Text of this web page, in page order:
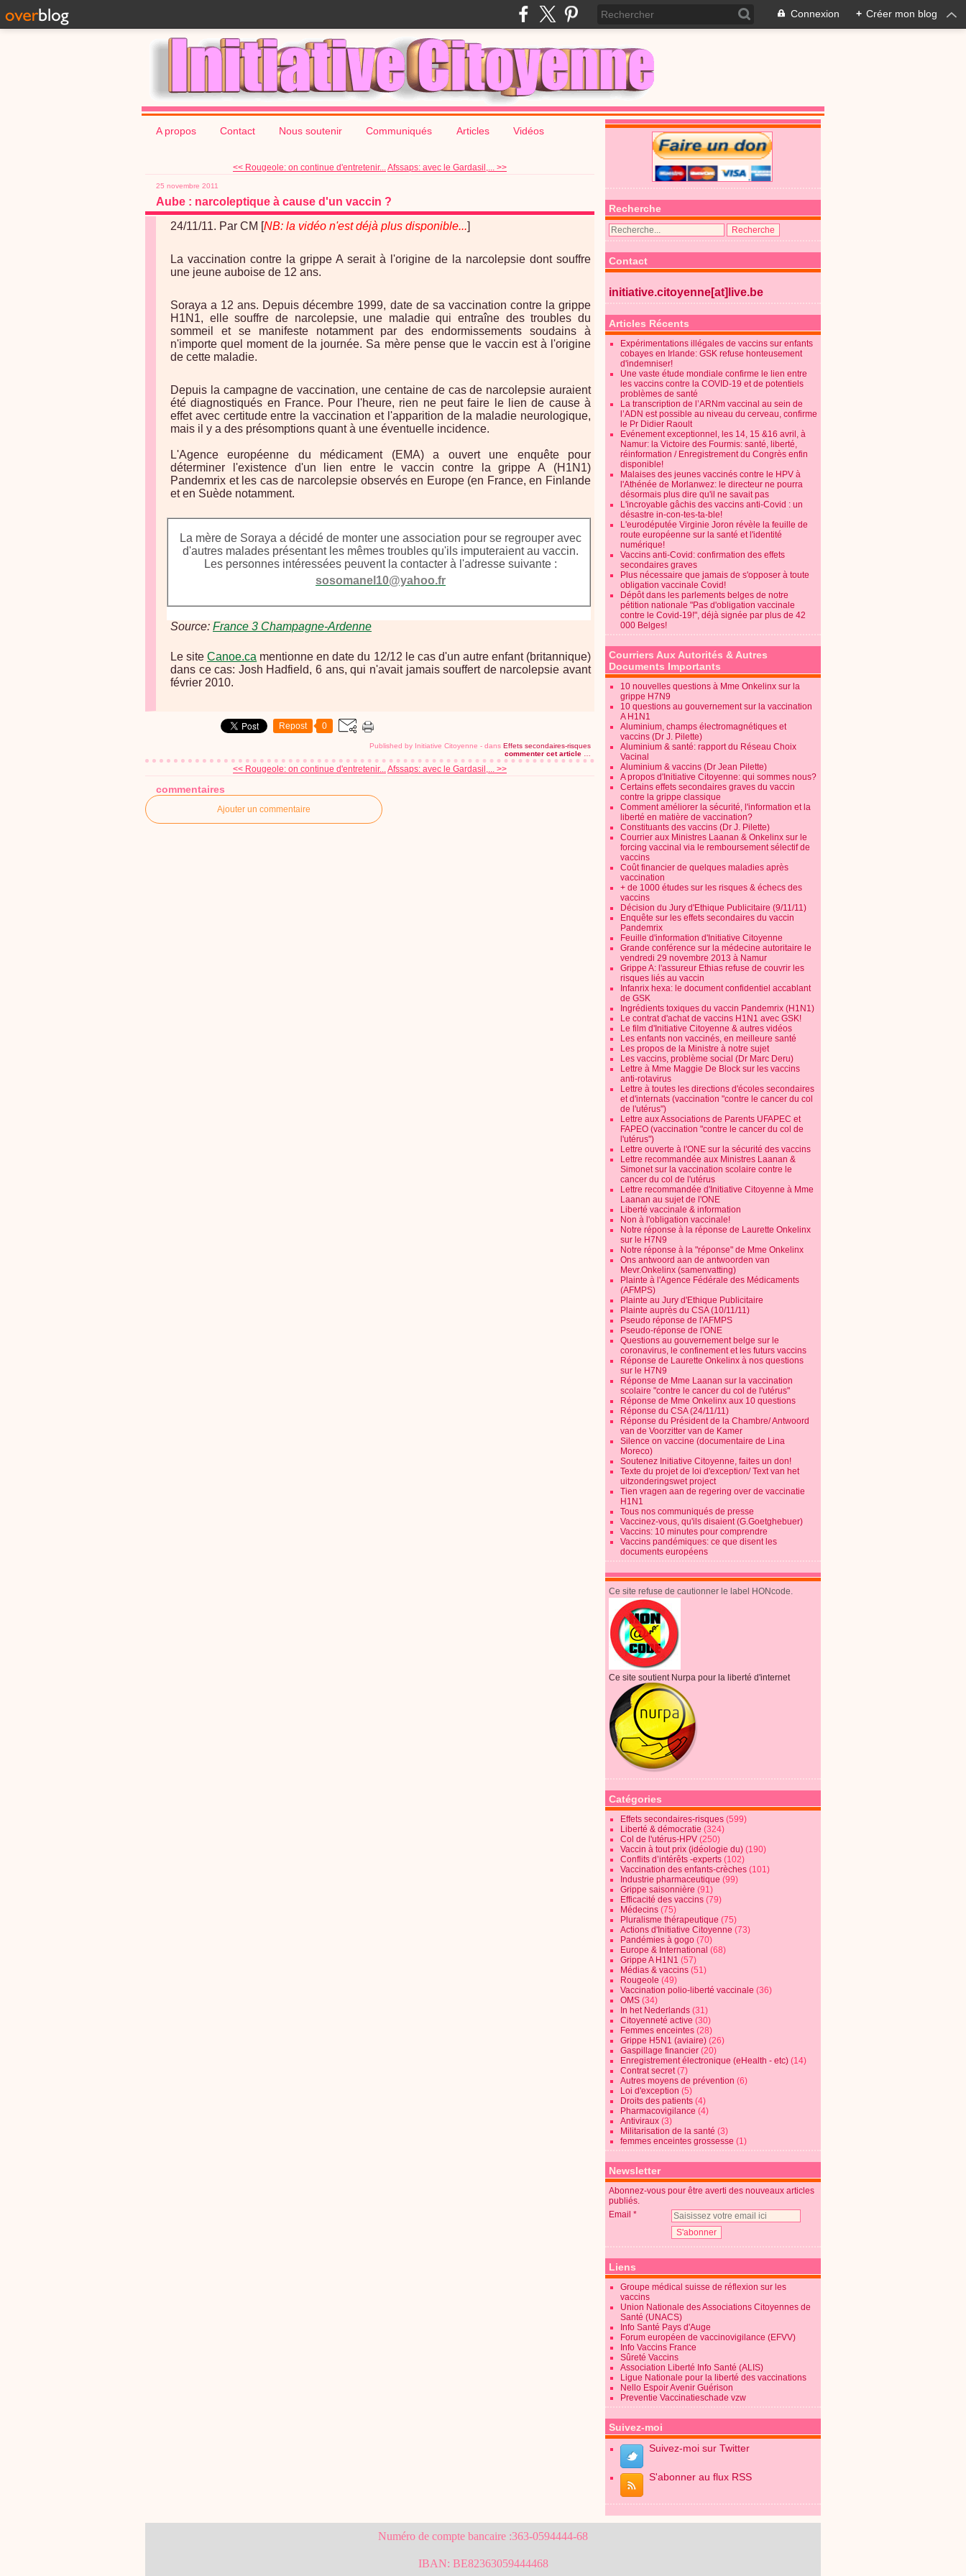
Connexion + Créer mon blog
A propos Contact Nous soutenir Communiqués Articles Vidéos
<< Rougeole: on continue d'entretenir...Afssaps: avec le Gardasil,... >>
25 novembre 2011
Aube : narcoleptique à cause d'un vaccin ?
24/11/11. Par CM [NB: la vidéo n'est déjà plus disponible...]
La vaccination contre la grippe A serait à l'origine de la narcolepsie dont souffre
une jeune auboise de 12 ans.
Soraya a 12 ans. Depuis décembre 1999, date de sa vaccination contre la grippe
H1N1, elle souffre de narcolepsie, une maladie qui entraîne des troubles du
sommeil et se manifeste notamment par des endormissements soudains à
n'importe quel moment de la journée. Sa mère pense que le vaccin est à l'origine
de cette maladie.
Depuis la campagne de vaccination, une centaine de cas de narcolepsie auraient
été diagnostiqués en France. Pour l'heure, rien ne peut faire le lien de cause à
effet avec certitude entre la vaccination et l'apparition de la maladie neurologique,
mais il y a des présomptions quant à une éventuelle incidence.
L'Agence européenne du médicament (EMA) a ouvert une enquête pour
déterminer l'existence d'un lien entre le vaccin contre la grippe A (H1N1)
Pandemrix et les cas de narcolepsie observés en Europe (en France, en Finlande
et en Suède notamment.
La mère de Soraya a décidé de monter une association pour se regrouper avec
d'autres malades présentant les mêmes troubles qu'ils imputeraient au vaccin.
Les personnes intéressées peuvent la contacter à l'adresse suivante :
sosomanel10@yahoo.fr
Source: France 3 Champagne-Ardenne
Le siteCanoe.ca mentionne en date du 12/12 le cas d'un autre enfant (britannique)
dans ce cas: Josh Hadfield, 6 ans, qui n'avait jamais souffert de narcolepsie avant
février 2010.
Repost 0
Published by Initiative Citoyenne - dans Effets secondaires-risques
commenter cet article
<< Rougeole: on continue d'entretenir...Afssaps: avec le Gardasil,... >>
commentaires
Ajouter un commentaire
Recherche
Contact
initiative.citoyenne[at]live.be
Articles Récents
Expérimentations illégales de vaccins sur enfants
cobayes en Irlande: GSK refuse honteusement
d'indemniser!
Une vaste étude mondiale confirme le lien entre
les vaccins contre la COVID-19 et de potentiels
problèmes de santé
La transcription de l’ARNm vaccinal au sein de
l’ADN est possible au niveau du cerveau, confirme
le Pr Didier Raoult
Evénement exceptionnel, les 14, 15 &16 avril, à
Namur: la Victoire des Fourmis: santé, liberté,
réinformation / Enregistrement du Congrès enfin
disponible!
Malaises des jeunes vaccinés contre le HPV à
l'Athénée de Morlanwez: le directeur ne pourra
désormais plus dire qu'il ne savait pas
L'incroyable gâchis des vaccins anti-Covid : un
désastre in-con-tes-ta-ble!
L'eurodéputée Virginie Joron révèle la feuille de
route européenne sur la santé et l'identité
numérique!
Vaccins anti-Covid: confirmation des effets
secondaires graves
Plus nécessaire que jamais de s'opposer à toute
obligation vaccinale Covid!
Dépôt dans les parlements belges de notre
pétition nationale "Pas d'obligation vaccinale
contre le Covid-19!", déjà signée par plus de 42
000 Belges!
Courriers Aux Autorités & Autres
Documents Importants
10 nouvelles questions à Mme Onkelinx sur la
grippe H7N9
10 questions au gouvernement sur la vaccination
A H1N1
Aluminium, champs électromagnétiques et
vaccins (Dr J. Pilette)
Aluminium & santé: rapport du Réseau Choix
Vacinal
Aluminium & vaccins (Dr Jean Pilette)
A propos d'Initiative Citoyenne: qui sommes nous?
Certains effets secondaires graves du vaccin
contre la grippe classique
Comment améliorer la sécurité, l'information et la
liberté en matière de vaccination?
Constituants des vaccins (Dr J. Pilette)
Courrier aux Ministres Laanan & Onkelinx sur le
forcing vaccinal via le remboursement sélectif de
vaccins
Coût financier de quelques maladies après
vaccination
+ de 1000 études sur les risques & échecs des
vaccins
Décision du Jury d'Ethique Publicitaire (9/11/11)
Enquête sur les effets secondaires du vaccin
Pandemrix
Feuille d'information d'Initiative Citoyenne
Grande conférence sur la médecine autoritaire le
vendredi 29 novembre 2013 à Namur
Grippe A: l'assureur Ethias refuse de couvrir les
risques liés au vaccin
Infanrix hexa: le document confidentiel accablant
de GSK
Ingrédients toxiques du vaccin Pandemrix (H1N1)
Le contrat d'achat de vaccins H1N1 avec GSK!
Le film d'Initiative Citoyenne & autres vidéos
Les enfants non vaccinés, en meilleure santé
Les propos de la Ministre à notre sujet
Les vaccins, problème social (Dr Marc Deru)
Lettre à Mme Maggie De Block sur les vaccins
anti-rotavirus
Lettre à toutes les directions d'écoles secondaires
et d'internats (vaccination "contre le cancer du col
de l'utérus")
Lettre aux Associations de Parents UFAPEC et
FAPEO (vaccination "contre le cancer du col de
l'utérus")
Lettre ouverte à l'ONE sur la sécurité des vaccins
Lettre recommandée aux Ministres Laanan &
Simonet sur la vaccination scolaire contre le
cancer du col de l'utérus
Lettre recommandée d'Initiative Citoyenne à Mme
Laanan au sujet de l'ONE
Liberté vaccinale & information
Non à l'obligation vaccinale!
Notre réponse à la réponse de Laurette Onkelinx
sur le H7N9
Notre réponse à la "réponse" de Mme Onkelinx
Ons antwoord aan de antwoorden van
Mevr.Onkelinx (samenvatting)
Plainte à l'Agence Fédérale des Médicaments
(AFMPS)
Plainte au Jury d'Ethique Publicitaire
Plainte auprès du CSA (10/11/11)
Pseudo réponse de l'AFMPS
Pseudo-réponse de l'ONE
Questions au gouvernement belge sur le
coronavirus, le confinement et les futurs vaccins
Réponse de Laurette Onkelinx à nos questions
sur le H7N9
Réponse de Mme Laanan sur la vaccination
scolaire "contre le cancer du col de l'utérus"
Réponse de Mme Onkelinx aux 10 questions
Réponse du CSA (24/11/11)
Réponse du Président de la Chambre/ Antwoord
van de Voorzitter van de Kamer
Silence on vaccine (documentaire de Lina
Moreco)
Soutenez Initiative Citoyenne, faites un don!
Texte du projet de loi d'exception/ Text van het
uitzonderingswet project
Tien vragen aan de regering over de vaccinatie
H1N1
Tous nos communiqués de presse
Vaccinez-vous, qu'ils disaient (G.Goetghebuer)
Vaccins: 10 minutes pour comprendre
Vaccins pandémiques: ce que disent les
documents européens
Ce site refuse de cautionner le label HONcode.
Ce site soutient Nurpa pour la liberté d'internet
Catégories
Effets secondaires-risques (599)
Liberté & démocratie (324)
Col de l'utérus-HPV (250)
Vaccin à tout prix (idéologie du) (190)
Conflits d’intérêts -experts (102)
Vaccination des enfants-crèches (101)
Industrie pharmaceutique (99)
Grippe saisonnière (91)
Efficacité des vaccins (79)
Médecins (75)
Pluralisme thérapeutique (75)
Actions d'Initiative Citoyenne (73)
Pandémies à gogo (70)
Europe & International (68)
Grippe A H1N1 (57)
Médias & vaccins (51)
Rougeole (49)
Vaccination polio-liberté vaccinale (36)
OMS (34)
In het Nederlands (31)
Citoyenneté active (30)
Femmes enceintes (28)
Grippe H5N1 (aviaire) (26)
Gaspillage financier (20)
Enregistrement électronique (eHealth - etc) (14)
Contrat secret(7)
Autres moyens de prévention (6)
Loi d'exception (5)
Droits des patients (4)
Pharmacovigilance (4)
Antiviraux (3)
Militarisation de la santé (3)
femmes enceintes grossesse (1)
Newsletter
Abonnez-vous pour être averti des nouveaux articles
publiés.
Email
Liens
Groupe médical suisse de réflexion sur les
vaccins
Union Nationale des Associations Citoyennes de
Santé (UNACS)
Info Santé Pays d'Auge
Forum européen de vaccinovigilance (EFVV)
Info Vaccins France
Sûreté Vaccins
Association Liberté Info Santé (ALIS)
Ligue Nationale pour la liberté des vaccinations
Nello Espoir Avenir Guérison
Preventie Vaccinatieschade vzw
Suivez-moi
Suivez-moi sur Twitter
S'abonner au flux RSS
Numéro de compte bancaire :363-0594444-68
IBAN: BE82363059444468